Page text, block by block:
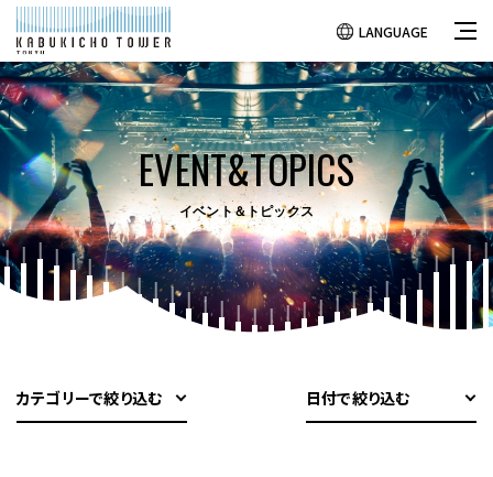
LANGUAGE
EVENT&TOPICS
イベント＆トピックス
カテゴリーで絞り込む 日付で絞り込む